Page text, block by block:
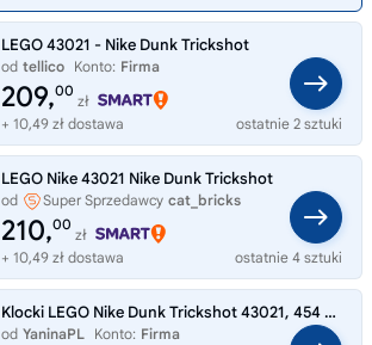
LEGO 43021 - Nike Dunk Trickshot
od tellico Konto: Firma
209,00
zł
+ 10,49 zł dostawa
ostatnie 2 sztuki
LEGO Nike 43021 Nike Dunk Trickshot
od Super Sprzedawcy cat_bricks
210,00
zł
+ 10,49 zł dostawa
ostatnie 4 sztuki
Klocki LEGO Nike Dunk Trickshot 43021, 454 elementy, 10+
od YaninaPL Konto: Firma